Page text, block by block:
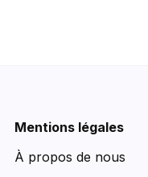
Mentions légales
À propos de nous